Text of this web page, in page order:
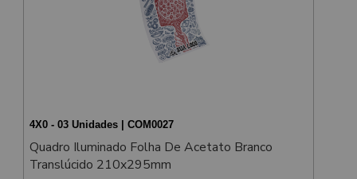
4X0 - 03 Unidades | COM0027
Quadro Iluminado Folha De Acetato Branco
Translúcido 210x295mm